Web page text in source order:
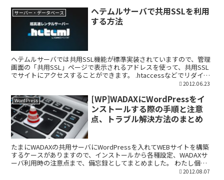
サーバー・データベース
ヘテムルサーバで共用SSLを利用
する方法
ヘテムルサーバでは共用SSL機能が標準実装されていますので、管理
画面の「共用SSL」ページで表示されるアドレスを使って、共用SSL
でサイトにアクセスすることができます。 .htaccessなどでリダイレ
2012.06.23
WordPress
[WP]WADAXにWordPressをイ
ンストールする際の手順と注意
点、トラブル解決方法のまとめ
たまにWADAXの共用サーバにWordPressを入れてWEBサイトを構築
するケースがありますので、インストールから各種設定、WADAXサ
ーバ利用時の注意点まで、備忘録としてまとめました。 わたし個人
2012.08.07